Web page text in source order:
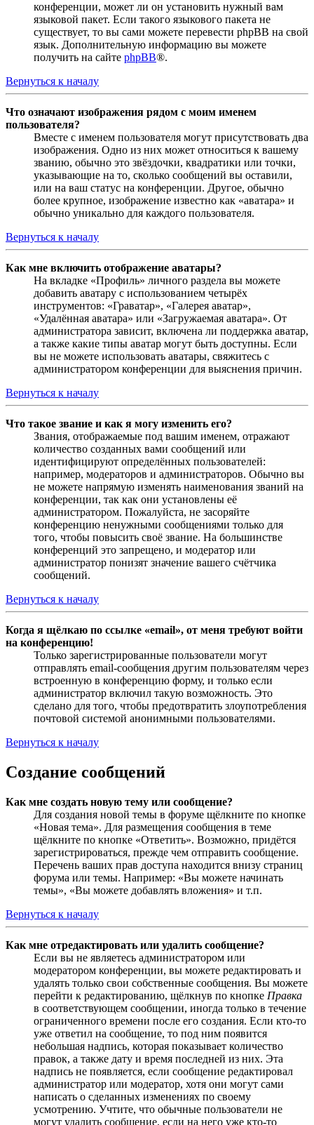
конференции, может ли он установить нужный вам
языковой пакет. Если такого языкового пакета не
существует, то вы сами можете перевести phpBB на свой
язык. Дополнительную информацию вы можете
получить на сайте phpBB®.
Вернуться к началу
Что означают изображения рядом с моим именем
пользователя?
Вместе с именем пользователя могут присутствовать два
изображения. Одно из них может относиться к вашему
званию, обычно это звёздочки, квадратики или точки,
указывающие на то, сколько сообщений вы оставили,
или на ваш статус на конференции. Другое, обычно
более крупное, изображение известно как «аватара» и
обычно уникально для каждого пользователя.
Вернуться к началу
Как мне включить отображение аватары?
На вкладке «Профиль» личного раздела вы можете
добавить аватару с использованием четырёх
инструментов: «Граватар», «Галерея аватар»,
«Удалённая аватара» или «Загружаемая аватара». От
администратора зависит, включена ли поддержка аватар,
а также какие типы аватар могут быть доступны. Если
вы не можете использовать аватары, свяжитесь с
администратором конференции для выяснения причин.
Вернуться к началу
Что такое звание и как я могу изменить его?
Звания, отображаемые под вашим именем, отражают
количество созданных вами сообщений или
идентифицируют определённых пользователей:
например, модераторов и администраторов. Обычно вы
не можете напрямую изменять наименования званий на
конференции, так как они установлены её
администратором. Пожалуйста, не засоряйте
конференцию ненужными сообщениями только для
того, чтобы повысить своё звание. На большинстве
конференций это запрещено, и модератор или
администратор понизят значение вашего счётчика
сообщений.
Вернуться к началу
Когда я щёлкаю по ссылке «email», от меня требуют войти
на конференцию!
Только зарегистрированные пользователи могут
отправлять email-сообщения другим пользователям через
встроенную в конференцию форму, и только если
администратор включил такую возможность. Это
сделано для того, чтобы предотвратить злоупотребления
почтовой системой анонимными пользователями.
Вернуться к началу
Создание сообщений
Как мне создать новую тему или сообщение?
Для создания новой темы в форуме щёлкните по кнопке
«Новая тема». Для размещения сообщения в теме
щёлкните по кнопке «Ответить». Возможно, придётся
зарегистрироваться, прежде чем отправить сообщение.
Перечень ваших прав доступа находится внизу страниц
форума или темы. Например: «Вы можете начинать
темы», «Вы можете добавлять вложения» и т.п.
Вернуться к началу
Как мне отредактировать или удалить сообщение?
Если вы не являетесь администратором или
модератором конференции, вы можете редактировать и
удалять только свои собственные сообщения. Вы можете
перейти к редактированию, щёлкнув по кнопке Правка
в соответствующем сообщении, иногда только в течение
ограниченного времени после его создания. Если кто-то
уже ответил на сообщение, то под ним появится
небольшая надпись, которая показывает количество
правок, а также дату и время последней из них. Эта
надпись не появляется, если сообщение редактировал
администратор или модератор, хотя они могут сами
написать о сделанных изменениях по своему
усмотрению. Учтите, что обычные пользователи не
могут удалить сообщение, если на него уже кто-то